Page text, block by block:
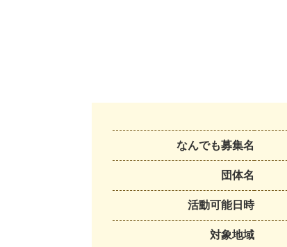
なんでも募集名
団体名
活動可能日時
対象地域